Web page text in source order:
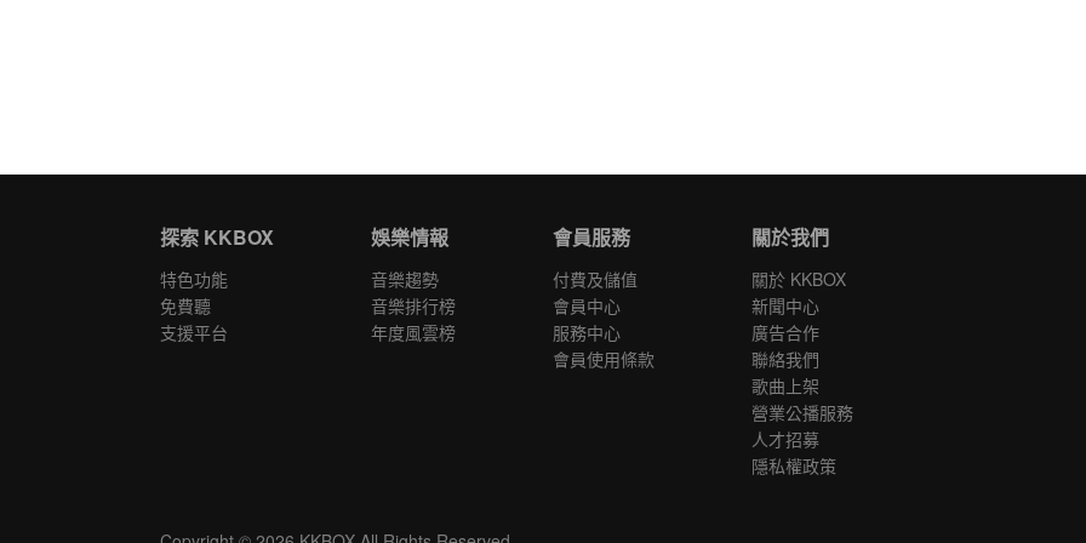
探索 KKBOX
特色功能
免費聽
支援平台
娛樂情報
音樂趨勢
音樂排行榜
年度風雲榜
會員服務
付費及儲值
會員中心
服務中心
會員使用條款
關於我們
關於 KKBOX
新聞中心
廣告合作
聯絡我們
歌曲上架
營業公播服務
人才招募
隱私權政策